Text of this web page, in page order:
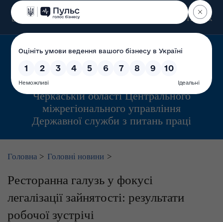
Пошук
Управління інспекційної діяльності у
Черкаській області Центрального
міжрегіонального управління
Державної служби з питань праці
Головна > Головні новини >
Ресторанна галузь у фокусі
легалізації зайнятості: результати
робочої зустрічі